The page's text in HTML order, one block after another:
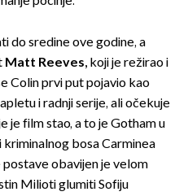
do sredine ove godine, a
Matt Reeves, koji je režirao i
Colin prvi put pojavio kao
i radnji serije, ali očekuje
je film stao, a to je Gotham u
bosa Carminea
obavijen je velom
Milioti glumiti Sofiju